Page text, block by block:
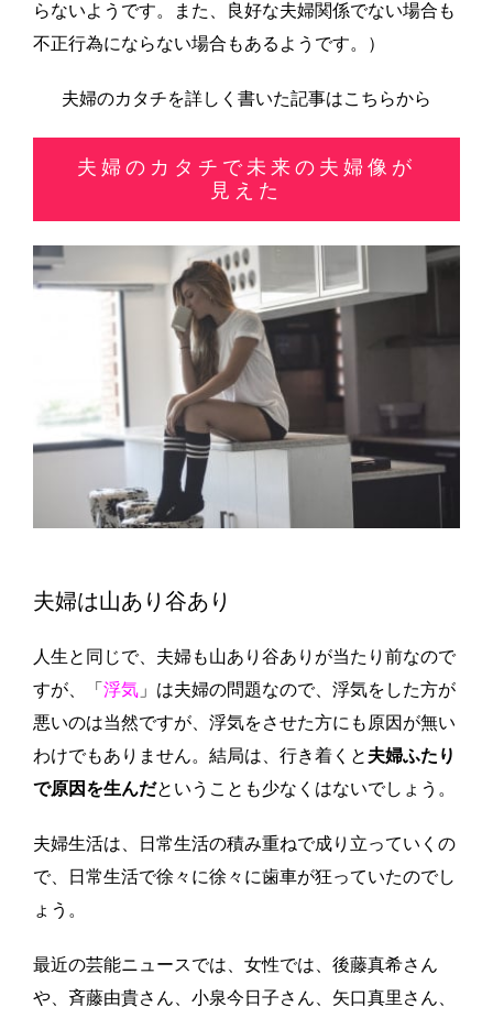
らないようです。また、良好な夫婦関係でない場合も
不正行為にならない場合もあるようです。）
夫婦のカタチを詳しく書いた記事はこちらから
夫婦のカタチで未来の夫婦像が
見えた
夫婦は山あり谷あり
人生と同じで、夫婦も山あり谷ありが当たり前なので
すが、「 浮気 」は夫婦の問題なので、浮気をした方が
悪いのは当然ですが、浮気をさせた方にも原因が無い
わけでもありません。結局は、行き着くと 夫婦ふたり
で原因を生んだということも少なくはないでしょう。
夫婦生活は、日常生活の積み重ねで成り立っていくの
で、日常生活で徐々に徐々に歯車が狂っていたのでし
ょう。
最近の芸能ニュースでは、女性では、後藤真希さん
や、斉藤由貴さん、小泉今日子さん、矢口真里さん、